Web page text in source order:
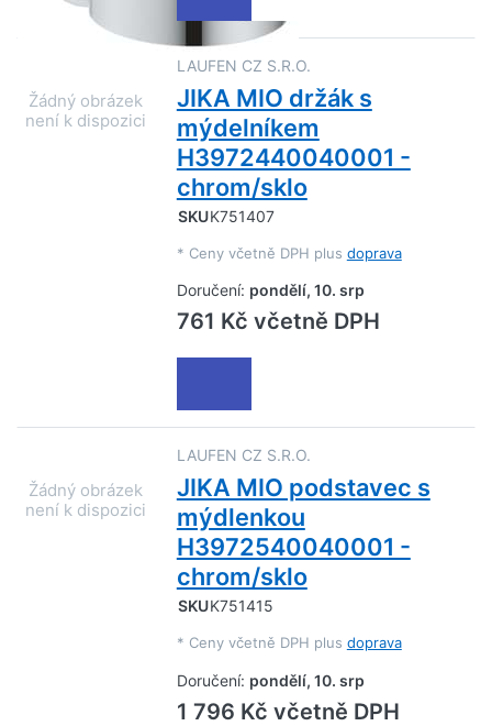
LAUFEN CZ S.R.O.
JIKA MIO držák s
mýdelníkem
H3972440040001 -
chrom/sklo
SKUK751407
* Ceny včetně DPH plus doprava
Doručení: pondělí, 10. srp
761 Kč včetně DPH
LAUFEN CZ S.R.O.
JIKA MIO podstavec s
mýdlenkou
H3972540040001 -
chrom/sklo
SKUK751415
* Ceny včetně DPH plus doprava
Doručení: pondělí, 10. srp
1 796 Kč včetně DPH